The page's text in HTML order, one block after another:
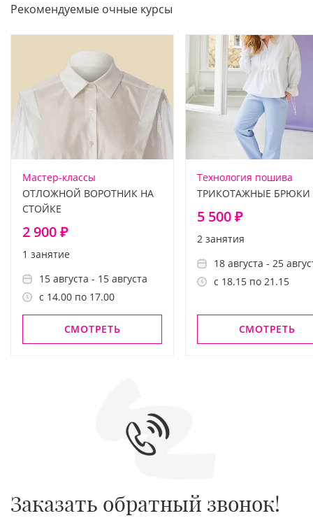
Рекомендуемые очные курсы
Мастер-классы
ОТЛОЖНОЙ ВОРОТНИК НА
СТОЙКЕ
2 900 ₽
1 занятие
15 августа - 15 августа
с 14.00 по 17.00
СМОТРЕТЬ
Технология пошива
ТРИКОТАЖНЫЕ БРЮКИ
5 500 ₽
2 занятия
18 августа - 25
с 18.15 по 21.15
СМОТРЕТЬ
Заказать обратный звонок!